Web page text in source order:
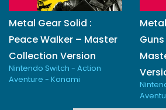
Metal Gear Solid :
Peace Walker – Master
Collection Version
Nintendo Switch - Action
Aventure - Konami